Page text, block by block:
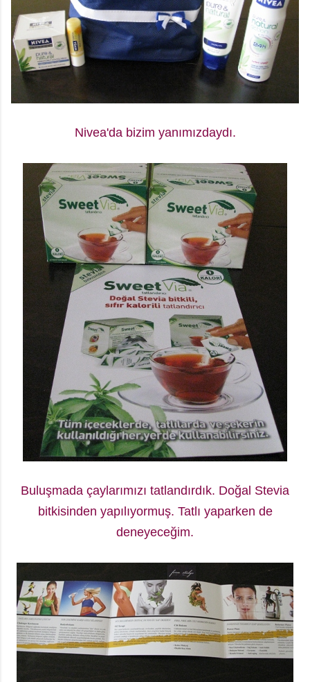
Nivea'da bizim yanımızdaydı.
Buluşmada çaylarımızı tatlandırdık. Doğal Stevia
bitkisinden yapılıyormuş. Tatlı yaparken de
deneyeceğim.